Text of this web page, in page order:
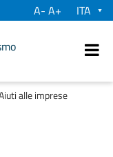
A- A+
alle imprese